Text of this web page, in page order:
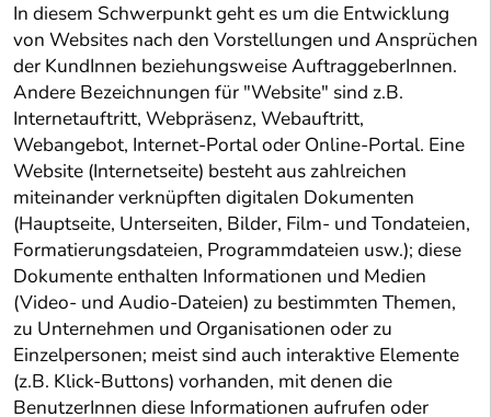
In diesem Schwerpunkt geht es um die Entwicklung
von Websites nach den Vorstellungen und Ansprüchen
der KundInnen beziehungsweise AuftraggeberInnen.
Andere Bezeichnungen für "Website" sind z.B.
Internetauftritt, Webpräsenz, Webauftritt,
Webangebot, Internet-Portal oder Online-Portal. Eine
Website (Internetseite) besteht aus zahlreichen
miteinander verknüpften digitalen Dokumenten
(Hauptseite, Unterseiten, Bilder, Film- und Tondateien,
Formatierungsdateien, Programmdateien usw.); diese
Dokumente enthalten Informationen und Medien
(Video- und Audio-Dateien) zu bestimmten Themen,
zu Unternehmen und Organisationen oder zu
Einzelpersonen; meist sind auch interaktive Elemente
(z.B. Klick-Buttons) vorhanden, mit denen die
BenutzerInnen diese Informationen aufrufen oder